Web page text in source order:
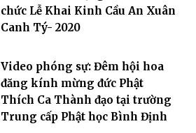
chức Lễ Khai Kinh Cầu An Xuân
Canh Tý- 2020
Video phóng sự: Đêm hội hoa
đăng kính mừng đức Phật
Thích Ca Thành đạo tại trường
Trung cấp Phật học Bình Định